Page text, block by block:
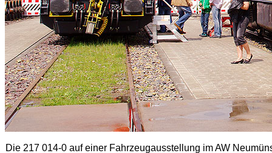
Die 217 014-0 auf einer Fahrzeugausstellung im AW